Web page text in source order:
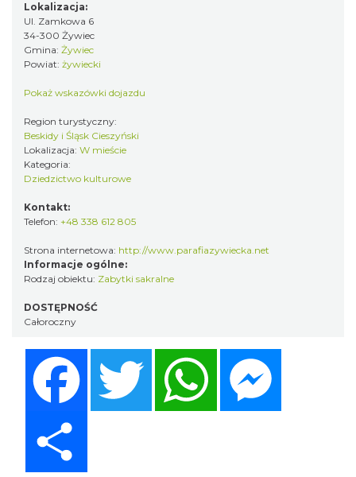
Lokalizacja:
Ul. Zamkowa 6
34-300 Żywiec
Gmina: Żywiec
Powiat: żywiecki
Pokaż wskazówki dojazdu
Region turystyczny:
Beskidy i Śląsk Cieszyński
Lokalizacja: W mieście
Kategoria:
Dziedzictwo kulturowe
Kontakt:
Telefon: +48 338 612 805
Strona internetowa: http://www.parafiazywiecka.net
Informacje ogólne:
Rodzaj obiektu: Zabytki sakralne
DOSTĘPNOŚĆ
Całoroczny
Twitter WhatsApp